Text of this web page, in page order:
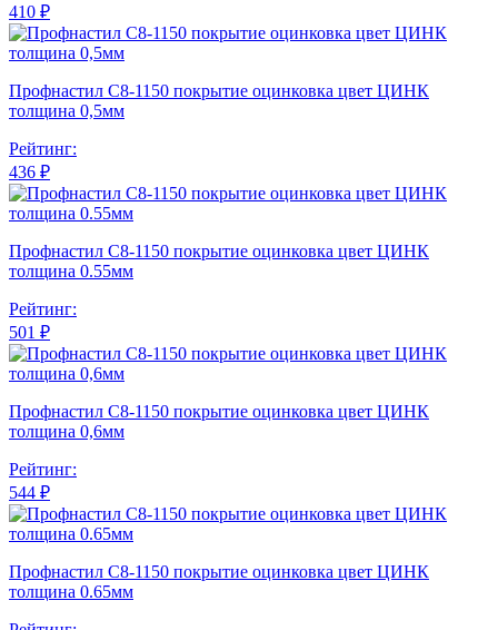
410 ₽
Профнастил С8-1150 покрытие оцинковка цвет ЦИНК
толщина 0,5мм
Рейтинг:
436 ₽
Профнастил С8-1150 покрытие оцинковка цвет ЦИНК
толщина 0.55мм
Рейтинг:
501 ₽
Профнастил С8-1150 покрытие оцинковка цвет ЦИНК
толщина 0,6мм
Рейтинг:
544 ₽
Профнастил С8-1150 покрытие оцинковка цвет ЦИНК
толщина 0.65мм